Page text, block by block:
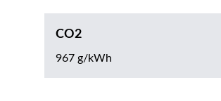
CO2
967 g/kWh